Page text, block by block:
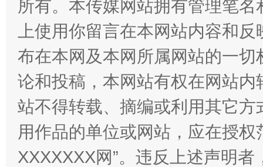
“蜀中异人”王建安的艺术幻境
所有。本传媒网站拥有管理笔
上使用你留言在本网站内容和
布在本网及本网所属网站的一
论和投稿，本网站有权在网站
站不得转载、摘编或利用其它
用作品的单位或网站，应在授
XXXXXXX网”。违反上述声明